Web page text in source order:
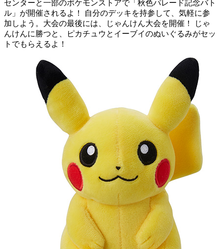
センターと一部のポケモンストアで「秋色パレード記念バト
ル」が開催されるよ！ 自分のデッキを持参して、気軽に参
加しよう。大会の最後には、じゃんけん大会を開催！ じゃ
んけんに勝つと、ピカチュウとイーブイのぬいぐるみがセッ
トでもらえるよ！